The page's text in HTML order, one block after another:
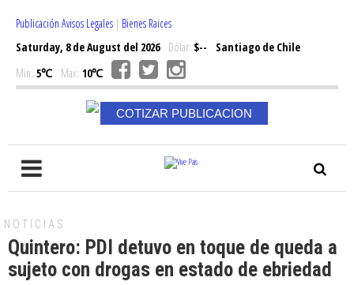
Publicación Avisos Legales | Bienes Raices
Saturday, 8 de August del 2026Dólar: $--
Santiago de Chile
Min: 5℃ Max: 10℃
COTIZAR PUBLICACION
NOTICIAS
Quintero: PDI detuvo en toque de queda a
sujeto con drogas en estado de ebriedad